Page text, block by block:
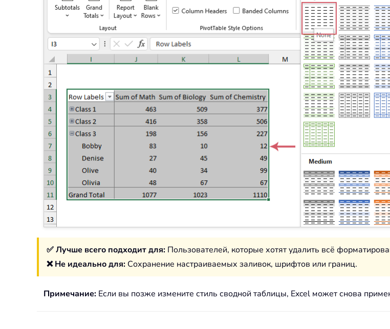
✅ Лучше всего подходит для: Пользователей, которые хотят удалить всё
❌ Не идеально для: Сохранение настраиваемых заливок, шрифтов или границ.
Примечание: Если вы позже измените стиль сводной таблицы, Excel может снова